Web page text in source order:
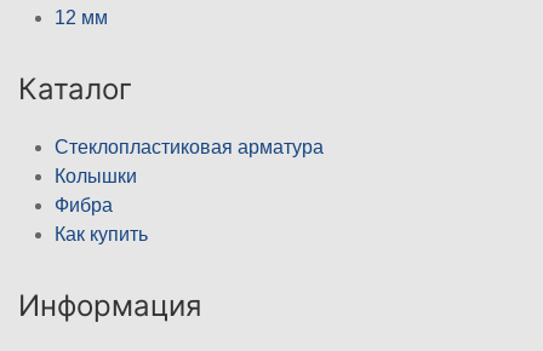
12 мм
Каталог
Стеклопластиковая арматура
Колышки
Фибра
Как купить
Информация